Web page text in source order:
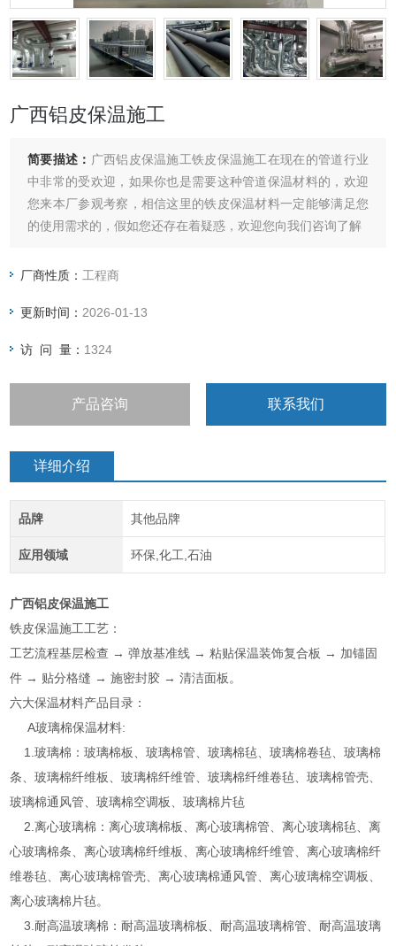
广西铝皮保温施工
简要描述： 广西铝皮保温施工铁皮保温施工在现在的管道行业
中非常的受欢迎，如果你也是需要这种管道保温材料的，欢迎
您来本厂参观考察，相信这里的铁皮保温材料一定能够满足您
的使用需求的，假如您还存在着疑惑，欢迎您向我们咨询了解
厂商性质： 工程商
更新时间： 2026-01-13
访 问 量： 1324
产品咨询 联系我们
详细介绍
品牌 其他品牌
应用领域 环保,化工,石油
广西铝皮保温施工
铁皮保温施工工艺：
工艺流程基层检查 → 弹放基准线 → 粘贴保温装饰复合板 → 加锚固
件 → 贴分格缝 → 施密封胶 → 清洁面板。
六大保温材料产品目录：
A玻璃棉保温材料:
1.玻璃棉：玻璃棉板、玻璃棉管、玻璃棉毡、玻璃棉卷毡、玻璃棉
条、玻璃棉纤维板、玻璃棉纤维管、玻璃棉纤维卷毡、玻璃棉管壳、
玻璃棉通风管、玻璃棉空调板、玻璃棉片毡
2.离心玻璃棉：离心玻璃棉板、离心玻璃棉管、离心玻璃棉毡、离
心玻璃棉条、离心玻璃棉纤维板、离心玻璃棉纤维管、离心玻璃棉纤
维卷毡、离心玻璃棉管壳、离心玻璃棉通风管、离心玻璃棉空调板、
离心玻璃棉片毡。
3.耐高温玻璃棉：耐高温玻璃棉板、耐高温玻璃棉管、耐高温玻璃